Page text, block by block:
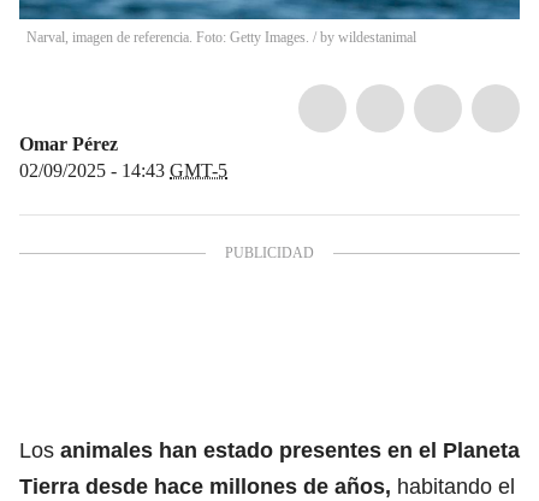
Narval, imagen de referencia. Foto: Getty Images. / by wildestanimal
Omar Pérez
02/09/2025 - 14:43 GMT-5
Los animales han estado presentes en el Planeta
Tierra desde hace millones de años, habitando el